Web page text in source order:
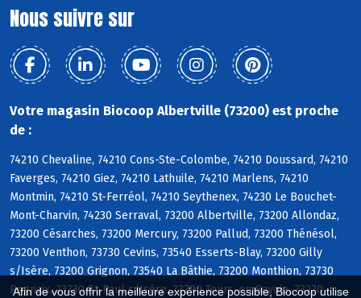
Afin de vous offrir la meilleure expérience possible, Biocoop utilise
Nous suivre sur
Votre magasin Biocoop Albertville (73200) est proche
de :
74210 Chevaline, 74210 Cons-Ste-Colombe, 74210 Doussard, 74210
Faverges, 74210 Giez, 74210 Lathuile, 74210 Marlens, 74210
Montmin, 74210 St-Ferréol, 74210 Seythenex, 74230 Le Bouchet-
Mont-Charvin, 74230 Serraval, 73200 Albertville, 73200 Allondaz,
73200 Césarches, 73200 Mercury, 73200 Pallud, 73200 Thénésol,
73200 Venthon, 73730 Cevins, 73540 Esserts-Blay, 73200 Gilly
s/Isère, 73200 Grignon, 73540 La Bâthie, 73200 Monthion, 73730
Rognaix, 73730 St-Paul s/Isère, 73790 Tours-en-Savoie, 73270